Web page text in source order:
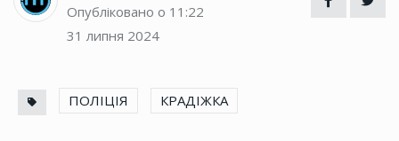
Опубліковано о 11:22
31 липня 2024
ПОЛІЦІЯ КРАДІЖКА